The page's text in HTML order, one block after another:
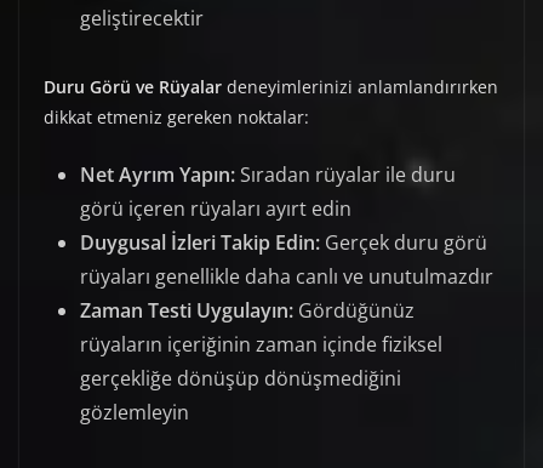
geliştirecektir
Duru Görü ve Rüyalar deneyimlerinizi anlamlandırırken
dikkat etmeniz gereken noktalar:
Net Ayrım Yapın:Sıradan rüyalar ile duru
görü içeren rüyaları ayırt edin
Duygusal İzleri Takip Edin: Gerçek duru görü
rüyaları genellikle daha canlı ve unutulmazdır
Zaman Testi Uygulayın: Gördüğünüz
rüyaların içeriğinin zaman içinde fiziksel
gerçekliğe dönüşüp dönüşmediğini
gözlemleyin